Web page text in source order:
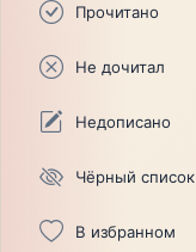
Прочитано
Не дочитал
Недописано
Чёрный список
В избранном